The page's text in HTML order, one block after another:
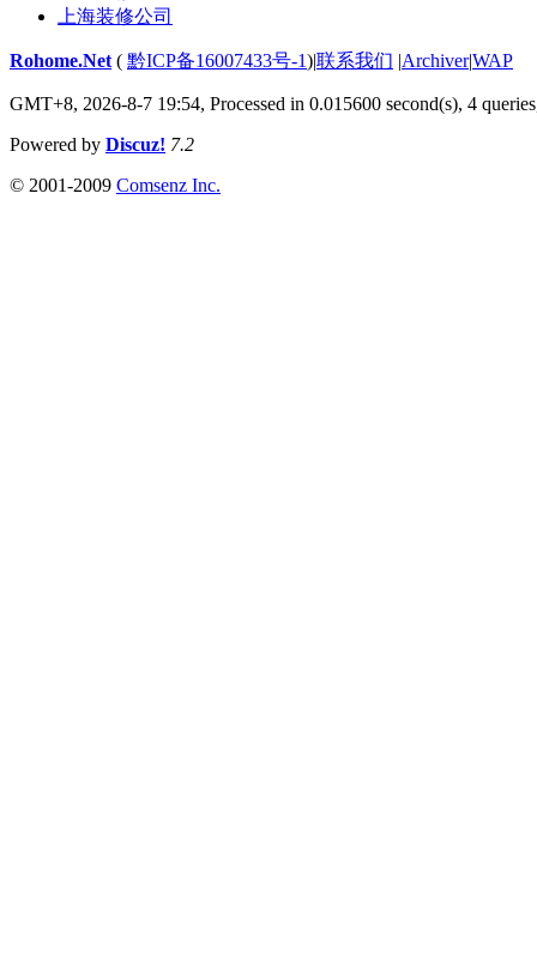
上海装修公司
Rohome.Net ( 黔ICP备16007433号-1)|联系我们 |Archiver|WAP
GMT+8, 2026-8-7 19:54, Processed in 0.015600 second(s), 4
Powered by Discuz! 7.2
© 2001-2009 Comsenz Inc.